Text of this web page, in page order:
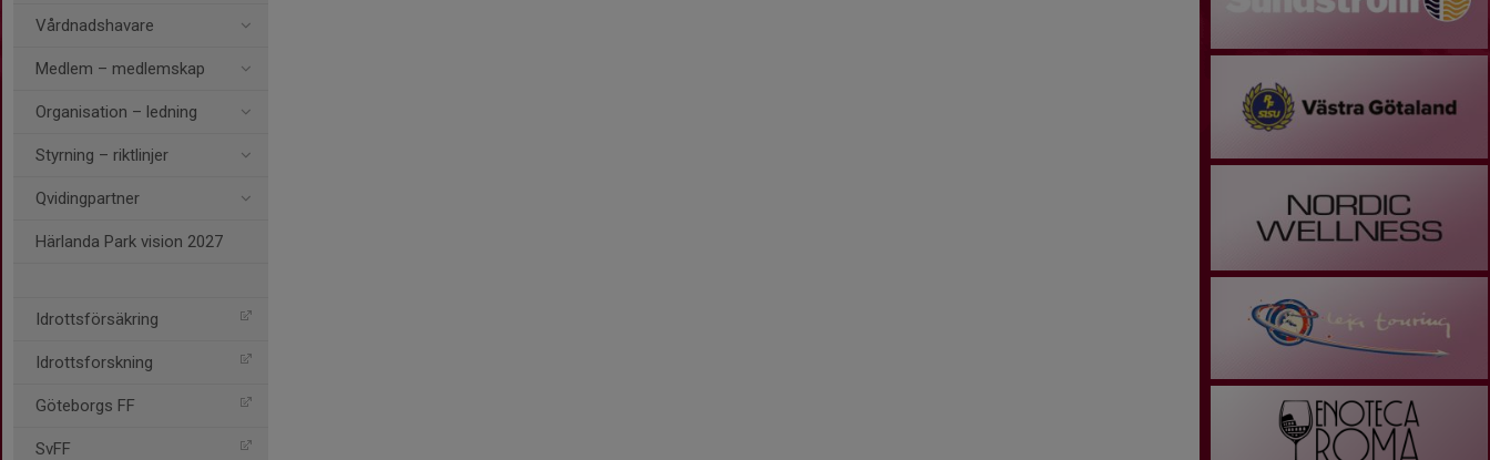
Vårdnadshavare
Medlem – medlemskap
Organisation – ledning
Styrning – riktlinjer
Qvidingpartner
Härlanda Park vision 2027
Idrottsförsäkring
Idrottsforskning
Göteborgs FF
SvFF